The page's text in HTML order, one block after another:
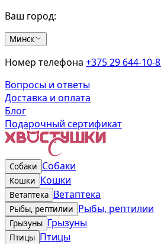
Ваш город:
Минск
Номер телефона +375 29 644-10-
Вопросы и ответы
Доставка и оплата
Блог
Подарочный сертификат
Собаки Собаки
Кошки Кошки
Ветаптека Ветаптека
Рыбы, рептилии Рыбы, рептилии
Грызуны Грызуны
Птицы Птицы